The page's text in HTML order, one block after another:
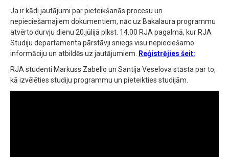
Ja ir kādi jautājumi par pieteikšanās procesu un
nepieciešamajiem dokumentiem, nāc uz Bakalaura programmu
atvērto durvju dienu 20.jūlijā plkst. 14.00 RJA pagalmā, kur RJA
Studiju departamenta pārstāvji sniegs visu nepieciešamo
informāciju un atbildēs uz jautājumiem.
Reģistrējies šeit:
RJA studenti Markuss Zabello un Santija Veselova stāsta par to,
kā izvēlēties studiju programmu un pieteikties studijām.